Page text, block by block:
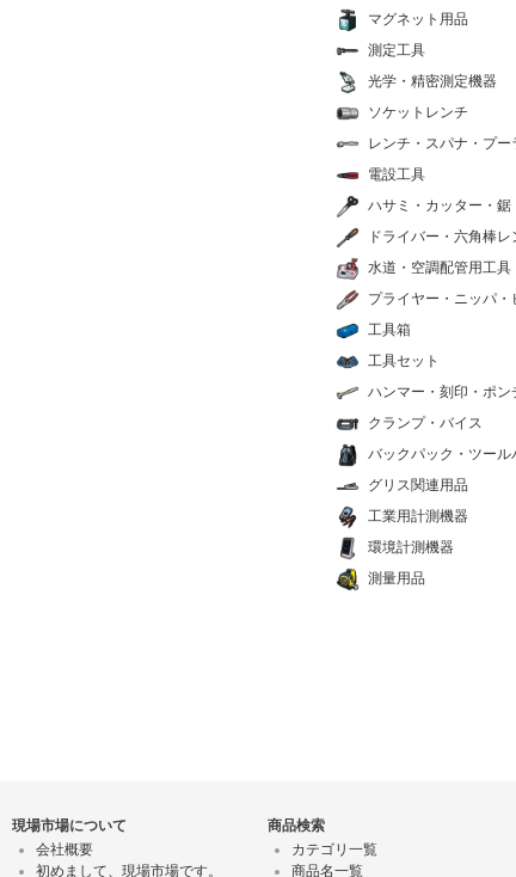
マグネット用品
測定工具
光学・精密測定機器
ソケットレンチ
レンチ・スパナ・プー
電設工具
ハサミ・カッター・鋸
ドライバー・六角棒レ
水道・空調配管用工具
プライヤー・ニッパ・
工具箱
工具セット
ハンマー・刻印・ポン
クランプ・バイス
バックパック・ツール
グリス関連用品
工業用計測機器
環境計測機器
測量用品
現場市場について
会社概要
初めまして、現場市場です。
商品検索
カテゴリ一覧
商品名一覧